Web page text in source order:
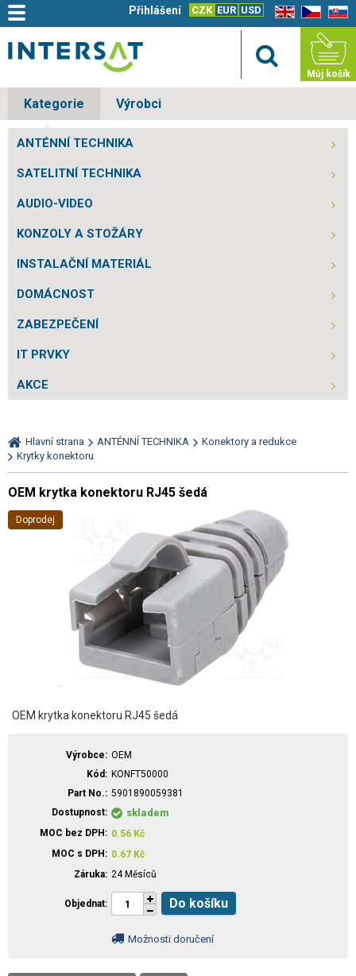
EN CZ SK
CZK EUR USD
Přihlášení
Můj košík
Kategorie Výrobci
ANTÉNNÍ TECHNIKA
SATELITNÍ TECHNIKA
AUDIO-VIDEO
KONZOLY A STOŽÁRY
INSTALAČNÍ MATERIÁL
DOMÁCNOST
ZABEZPEČENÍ
IT PRVKY
AKCE
Hlavní strana ANTÉNNÍ TECHNIKA
Konektory a redukce
Krytky konektoru
OEM krytka konektoru RJ45 šedá
Doprodej
OEM krytka konektoru RJ45 šedá
Výrobce
OEM
Kód
KONFT50000
Part No.
5901890059381
Dostupnost
skladem
MOC bez DPH 0.56 Kč
MOC s DPH
0.67 Kč
Záruka 24 Měsíců
Objednat Do košíku
Možnosti doručení